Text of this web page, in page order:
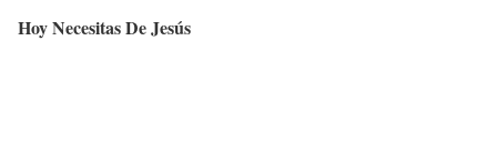
Hoy Necesitas De Jesús